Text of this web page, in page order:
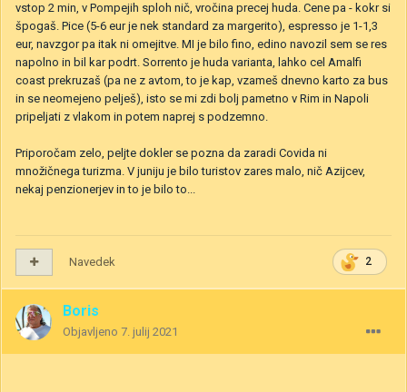
vstop 2 min, v Pompejih sploh nič, vročina precej huda. Cene pa - kokr si
špogaš. Pice (5-6 eur je nek standard za margerito), espresso je 1-1,3
eur, navzgor pa itak ni omejitve. MI je bilo fino, edino navozil sem se res
napolno in bil kar podrt. Sorrento je huda varianta, lahko cel Amalfi
coast prekruzaš (pa ne z avtom, to je kap, vzameš dnevno karto za bus
in se neomejeno pelješ), isto se mi zdi bolj pametno v Rim in Napoli
pripeljati z vlakom in potem naprej s podzemno.
Priporočam zelo, peljte dokler se pozna da zaradi Covida ni
množičnega turizma. V juniju je bilo turistov zares malo, nič Azijcev,
nekaj penzionerjev in to je bilo to...
2
Navedek
Boris
Objavljeno 7. julij 2021